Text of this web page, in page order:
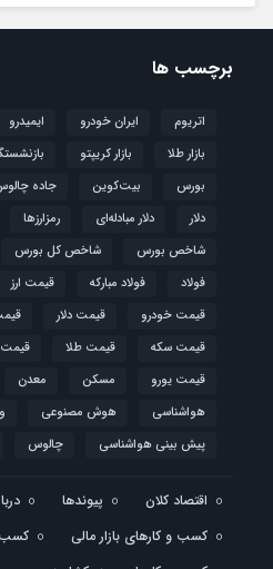
برچسب ها
اتریوم ایران خودرو ایمیدرو
بازار طلا
بازار کریپتو
بورس
بیت‌کوین جاده
دلار
دلار مبادله‌ای رمزارزها
شاخص بورس
شاخص کل بورس
فولاد
فولاد مبارکه قیمت ارز
قیمت خودرو
قیمت دلار
قیمت سکه
قیمت طلا قیمت
قیمت یورو
مسکن معدن
هواشناسی
هوش مصنوعی
پیش بینی هواشناسی
چالوس
اقتصاد کلان پیوندها
کسب و کارهای بازار مالی
کسب